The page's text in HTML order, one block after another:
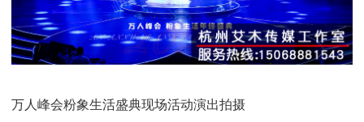
万人峰会粉象生活盛典现场活动演出拍摄